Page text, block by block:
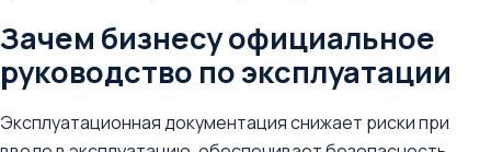
Зачем бизнесу официальное
руководство по эксплуатации
Эксплуатационная документация снижает риски при